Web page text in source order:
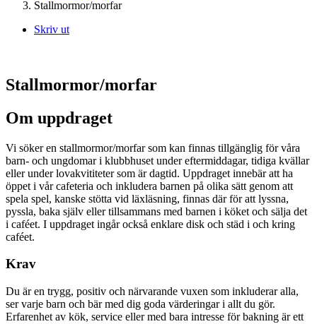
Stallmormor/morfar
Skriv ut
Stallmormor/morfar
Om uppdraget
Vi söker en stallmormor/morfar som kan finnas tillgänglig för våra
barn- och ungdomar i klubbhuset under eftermiddagar, tidiga kvällar
eller under lovakvititeter som är dagtid. Uppdraget innebär att ha
öppet i vår cafeteria och inkludera barnen på olika sätt genom att
spela spel, kanske stötta vid läxläsning, finnas där för att lyssna,
pyssla, baka själv eller tillsammans med barnen i köket och sälja det
i caféet. I uppdraget ingår också enklare disk och städ i och kring
caféet.
Krav
Du är en trygg, positiv och närvarande vuxen som inkluderar alla,
ser varje barn och bär med dig goda värderingar i allt du gör.
Erfarenhet av kök, service eller med bara intresse för bakning är ett